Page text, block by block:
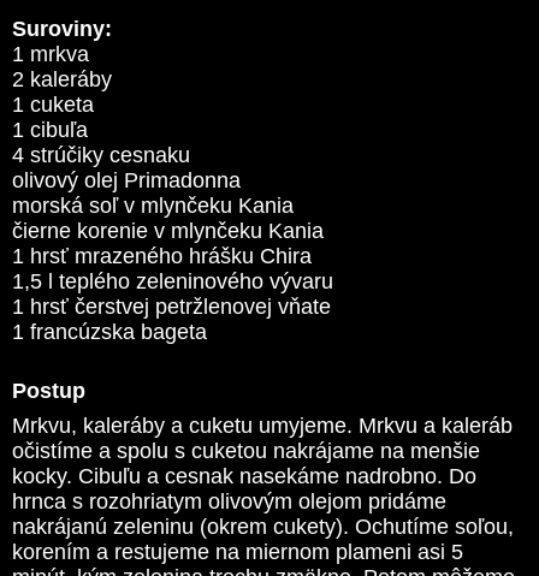
Suroviny:
1 mrkva
2 kaleráby
1 cuketa
1 cibuľa
4 strúčiky cesnaku
olivový olej Primadonna
morská soľ v mlynčeku Kania
čierne korenie v mlynčeku Kania
1 hrsť mrazeného hrášku Chira
1,5 l teplého zeleninového vývaru
1 hrsť čerstvej petržlenovej vňate
1 francúzska bageta
Postup
Mrkvu, kaleráby a cuketu umyjeme. Mrkvu a kaleráb
očistíme a spolu s cuketou nakrájame na menšie
kocky. Cibuľu a cesnak nasekáme nadrobno. Do
hrnca s rozohriatym olivovým olejom pridáme
nakrájanú zeleninu (okrem cukety). Ochutíme soľou,
korením a restujeme na miernom plameni asi 5